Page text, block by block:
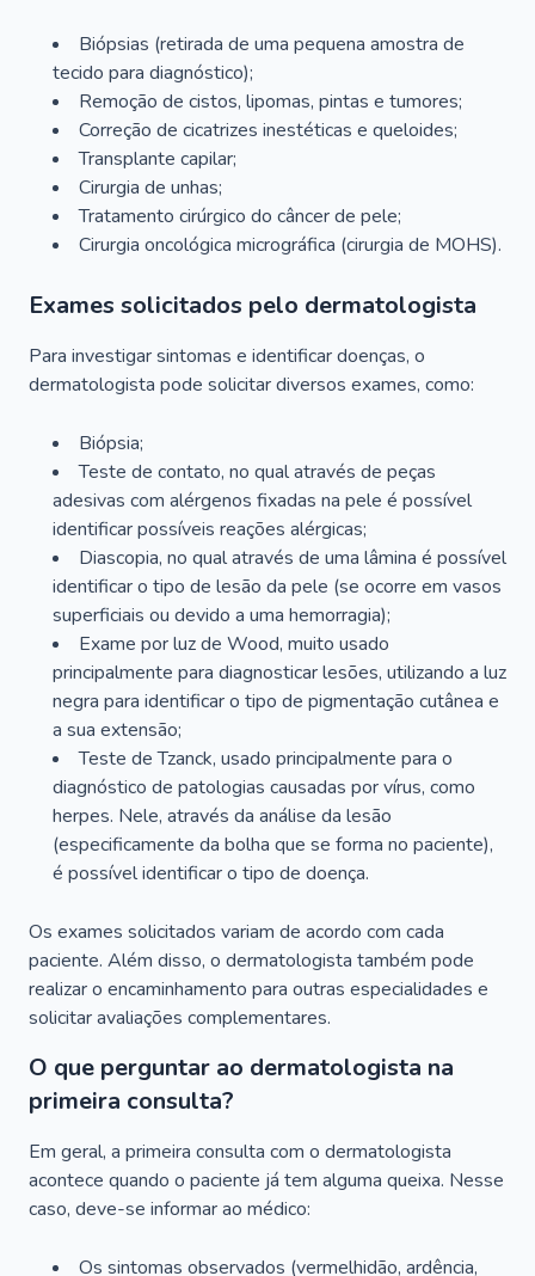
Biópsias (retirada de uma pequena amostra de
tecido para diagnóstico);
Remoção de cistos, lipomas, pintas e tumores;
Correção de cicatrizes inestéticas e queloides;
Transplante capilar;
Cirurgia de unhas;
Tratamento cirúrgico do câncer de pele;
Cirurgia oncológica micrográfica (cirurgia de MOHS).
Exames solicitados pelo dermatologista
Para investigar sintomas e identificar doenças, o
dermatologista pode solicitar diversos exames, como:
Biópsia;
Teste de contato, no qual através de peças
adesivas com alérgenos fixadas na pele é possível
identificar possíveis reações alérgicas;
Diascopia, no qual através de uma lâmina é possível
identificar o tipo de lesão da pele (se ocorre em vasos
superficiais ou devido a uma hemorragia);
Exame por luz de Wood, muito usado
principalmente para diagnosticar lesões, utilizando a luz
negra para identificar o tipo de pigmentação cutânea e
a sua extensão;
Teste de Tzanck, usado principalmente para o
diagnóstico de patologias causadas por vírus, como
herpes. Nele, através da análise da lesão
(especificamente da bolha que se forma no paciente),
é possível identificar o tipo de doença.
Os exames solicitados variam de acordo com cada
paciente. Além disso, o dermatologista também pode
realizar o encaminhamento para outras especialidades e
solicitar avaliações complementares.
O que perguntar ao dermatologista na
primeira consulta?
Em geral, a primeira consulta com o dermatologista
acontece quando o paciente já tem alguma queixa. Nesse
caso, deve-se informar ao médico:
Os sintomas observados (vermelhidão, ardência,